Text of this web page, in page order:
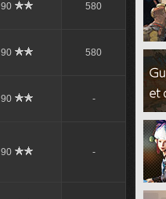
90 580
90 580
90 -
90 -